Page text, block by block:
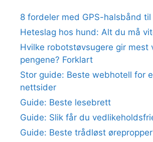
8 fordeler med GPS-halsbånd
Heteslag hos hund: Alt du må
Hvilke robotstøvsugere gir mest
pengene? Forklart
Stor guide: Beste webhotell for
nettsider
Guide: Beste lesebrett
Guide: Slik får du
Guide: Beste trådløst